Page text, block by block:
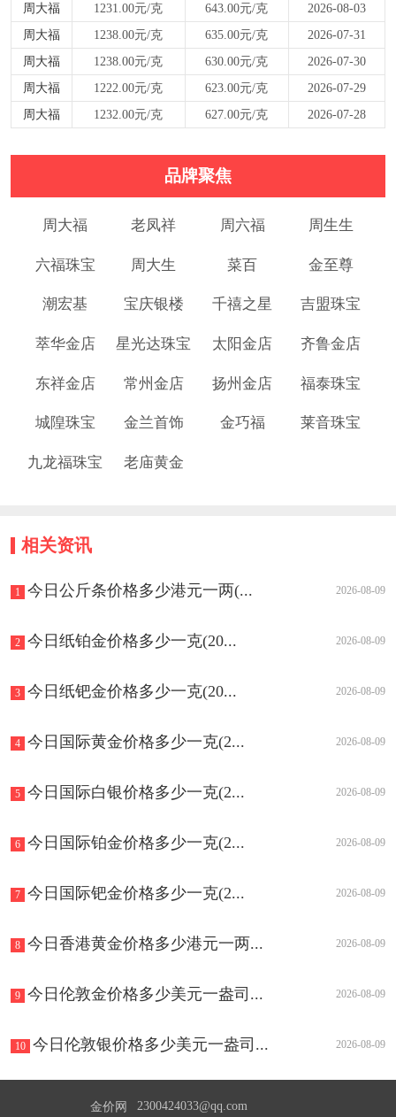
周大福
1231.00元/克 643.00元/克
2026-08-03
周大福
1238.00元/克 635.00元/克
2026-07-31
周大福
1238.00元/克 630.00元/克
2026-07-30
周大福
1222.00元/克 623.00元/克
2026-07-29
周大福
1232.00元/克 627.00元/克 2026-07-28
品牌聚焦
周大福 老凤祥 周六福 周生生
六福珠宝 周大生 菜百 金至尊
潮宏基 宝庆银楼 千禧之星 吉盟珠宝
萃华金店 星光达珠宝 太阳金店 齐鲁金店
东祥金店 常州金店 扬州金店 福泰珠宝
城隍珠宝 金兰首饰 金巧福 莱音珠宝
九龙福珠宝 老庙黄金
相关资讯
1 今日公斤条价格多少港元一两(... 2026-08-09
2 今日纸铂金价格多少一克(20... 2026-08-09
3 今日纸钯金价格多少一克(20... 2026-08-09
4 今日国际黄金价格多少一克(2... 2026-08-09
5 今日国际白银价格多少一克(2... 2026-08-09
6 今日国际铂金价格多少一克(2... 2026-08-09
7 今日国际钯金价格多少一克(2... 2026-08-09
8 今日香港黄金价格多少港元一两... 2026-08-09
9 今日伦敦金价格多少美元一盎司... 2026-08-09
10 今日伦敦银价格多少美元一盎司... 2026-08-09
金价网 2300424033@qq.com